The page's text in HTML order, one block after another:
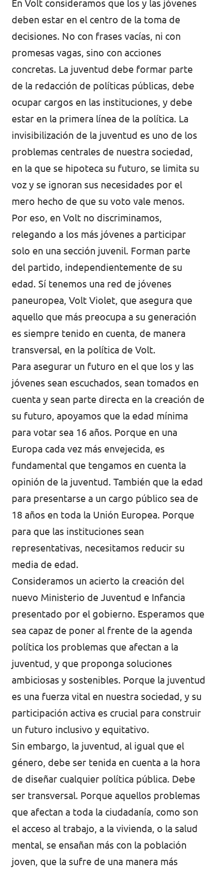
Volt Irlanda
Volt Italia
Volt Kosovo
Volt Letonia [facebook]
Volt Lituania [facebook]
Volt Luxemburgo
Volt Malta
Volt Noruega [facebook]
Volt Países Bajos
Volt Polonia
Volt Portugal
Volt Reino Unido
Volt Rumanía
Volt Suecia
Volt Suiza
Trabaja con Volt
Contacto
En Volt consideramos que los y las jóvenes
deben estar en el centro de la toma de
decisiones. No con frases vacías, ni con
promesas vagas, sino con acciones
concretas. La juventud debe formar parte
de la redacción de políticas públicas, debe
ocupar cargos en las instituciones, y debe
estar en la primera línea de la política. La
invisibilización de la juventud es uno de los
problemas centrales de nuestra sociedad,
en la que se hipoteca su futuro, se limita su
voz y se ignoran sus necesidades por el
mero hecho de que su voto vale menos.
Por eso, en Volt no discriminamos,
relegando a los más jóvenes a participar
solo en una sección juvenil. Forman parte
del partido, independientemente de su
edad. Sí tenemos una red de jóvenes
paneuropea, Volt Violet, que asegura que
aquello que más preocupa a su generación
es siempre tenido en cuenta, de manera
transversal, en la política de Volt.
Para asegurar un futuro en el que los y las
jóvenes sean escuchados, sean tomados en
cuenta y sean parte directa en la creación de
su futuro, apoyamos que la edad mínima
para votar sea 16 años. Porque en una
Europa cada vez más envejecida, es
fundamental que tengamos en cuenta la
opinión de la juventud. También que la edad
para presentarse a un cargo público sea de
18 años en toda la Unión Europea. Porque
para que las instituciones sean
representativas, necesitamos reducir su
media de edad.
Consideramos un acierto la creación del
nuevo Ministerio de Juventud e Infancia
presentado por el gobierno. Esperamos que
sea capaz de poner al frente de la agenda
política los problemas que afectan a la
juventud, y que proponga soluciones
ambiciosas y sostenibles. Porque la juventud
es una fuerza vital en nuestra sociedad, y su
participación activa es crucial para construir
un futuro inclusivo y equitativo.
Sin embargo, la juventud, al igual que el
género, debe ser tenida en cuenta a la hora
de diseñar cualquier política pública. Debe
ser transversal. Porque aquellos problemas
que afectan a toda la ciudadanía, como son
el acceso al trabajo, a la vivienda, o la salud
mental, se ensañan más con la población
joven, que la sufre de una manera más